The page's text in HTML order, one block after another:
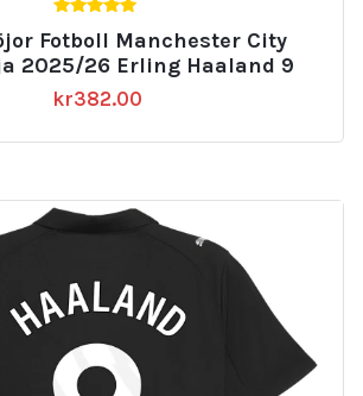
av 5
Fotboll Manchester City
2025/26 Erling Haaland 9
kr382.00